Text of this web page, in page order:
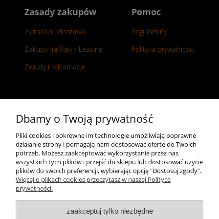
Zasady zakupów
Płatności i dostawa
Zakupy na Raty / Leasing
Zwroty i reklamacje
Pomoc
Regulaminy
Polityka prywatności
Kontakt
+48 696 50 70 20
sklep@notopstryk.pl
Dbamy o Twoją prywatność
Pliki cookies i pokrewne im technologie umożliwiają poprawne
działanie strony i pomagają nam dostosować ofertę do Twoich
potrzeb. Możesz zaakceptować wykorzystanie przez nas
wszystkich tych plików i przejść do sklepu lub dostosować użycie
plików do swoich preferencji, wybierając opcję "Dostosuj zgody".
Więcej o plikach cookies przeczytasz w naszej Polityce
prywatności.
zaakceptuj tylko niezbędne